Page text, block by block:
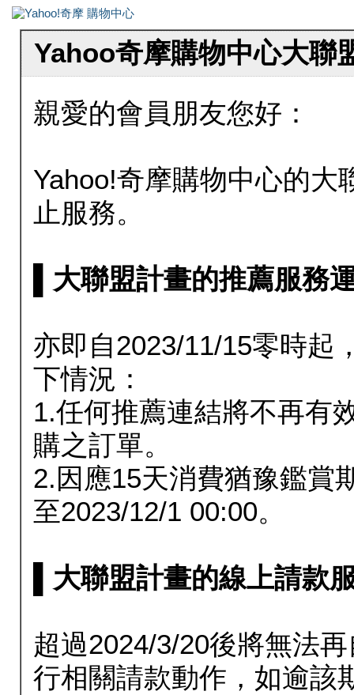
Yahoo奇摩購物中心大聯
親愛的會員朋友您好：
Yahoo!奇摩購物中心的大
止服務。
▌大聯盟計畫的推薦服務
亦即自2023/11/15零時起
下情況：
1.任何推薦連結將不再有
購之訂單。
2.因應15天消費猶豫鑑賞
至2023/12/1 00:00。
▌大聯盟計畫的線上請款
超過2024/3/20後將無法
行相關請款動作，如逾該